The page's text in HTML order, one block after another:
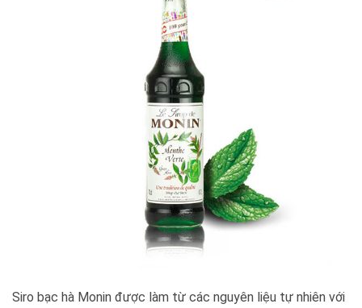
Siro bạc hà Monin được làm từ các nguyên liệu tự nhiên với